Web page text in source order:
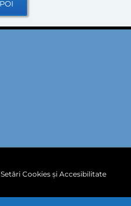
Setări Cookies și Accesibilitate